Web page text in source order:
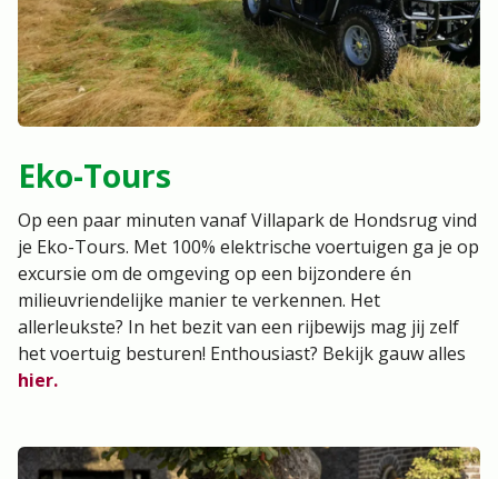
Eko-Tours
Op een paar minuten vanaf Villapark de Hondsrug vind
je Eko-Tours. Met 100% elektrische voertuigen ga je op
excursie om de omgeving op een bijzondere én
milieuvriendelijke manier te verkennen. Het
allerleukste? In het bezit van een rijbewijs mag jij zelf
het voertuig besturen! Enthousiast? Bekijk gauw alles
hier.